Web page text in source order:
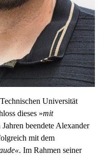
Universität
dieses »mit
beendete Alexander
mit dem
. Im Rahmen seiner